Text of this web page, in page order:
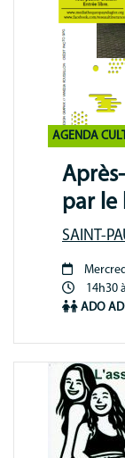
AGENDA
par le
SAINT-
Période
animation
14h30
ADO